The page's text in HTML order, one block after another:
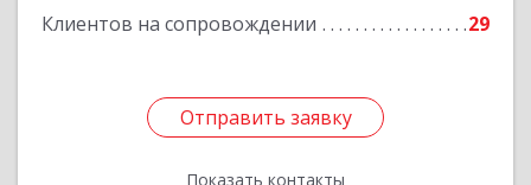
Клиентов на сопровождении 29
Отправить заявку
Показать контакты
Отправить заявку
Назад